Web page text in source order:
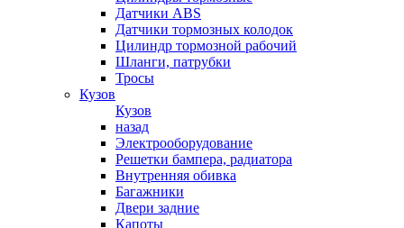
Датчики ABS
Датчики тормозных колодок
Цилиндр тормозной рабочий
Шланги, патрубки
Тросы
Кузов
Кузов
назад
Электрооборудование
Решетки бампера, радиатора
Внутренняя обивка
Багажники
Двери задние
Капоты